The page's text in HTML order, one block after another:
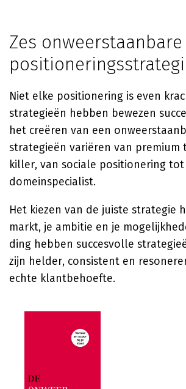
Zes onweerstaanbare
Niet elke positionering is even
strategieën hebben bewezen
het creëren van een
strategieën variëren van premium
killer, van sociale positionering tot
domeinspecialist.
Het kiezen van de juiste strategie
markt, je ambitie en je
ding hebben succesvolle
zijn helder, consistent en
echte klantbehoefte.